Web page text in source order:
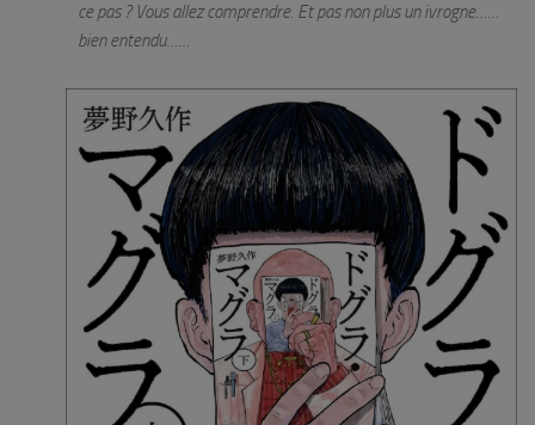
ce pas ? Vous allez comprendre. Et pas non plus un ivrogne……
bien entendu……